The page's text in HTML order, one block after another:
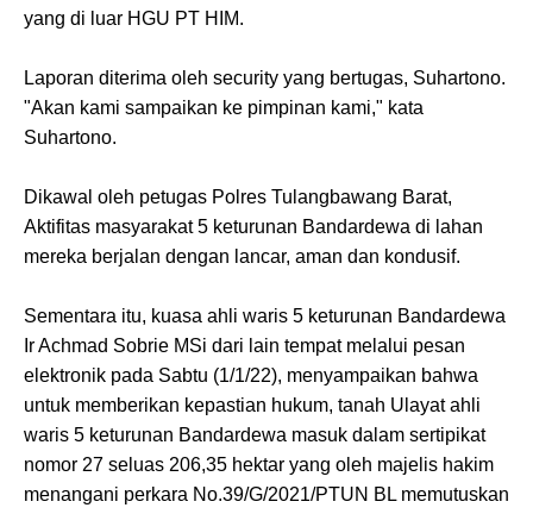
yang di luar HGU PT HIM.
Laporan diterima oleh security yang bertugas, Suhartono.
"Akan kami sampaikan ke pimpinan kami," kata
Suhartono.
Dikawal oleh petugas Polres Tulangbawang Barat,
Aktifitas masyarakat 5 keturunan Bandardewa di lahan
mereka berjalan dengan lancar, aman dan kondusif.
Sementara itu, kuasa ahli waris 5 keturunan Bandardewa
Ir Achmad Sobrie MSi dari lain tempat melalui pesan
elektronik pada Sabtu (1/1/22), menyampaikan bahwa
untuk memberikan kepastian hukum, tanah Ulayat ahli
waris 5 keturunan Bandardewa masuk dalam sertipikat
nomor 27 seluas 206,35 hektar yang oleh majelis hakim
menangani perkara No.39/G/2021/PTUN BL memutuskan